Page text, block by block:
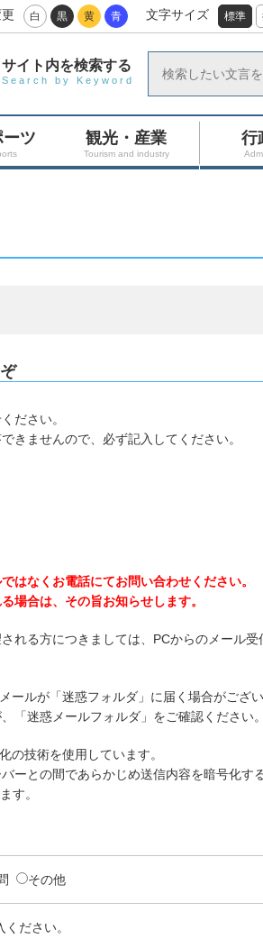
白 黒 黄 青 文字サイズ 標準
サイト内を検索する
Search by Keyword
ツ 観光・産業
Tourism and industry
行
ださい。
きませんので、必ず記入してください。
はなくお電話にてお問い合わせください。
場合は、その旨お知らせします。
れる方につきましては、PCからのメール受
ールが「迷惑フォルダ」に届く場合がござ
「迷惑メールフォルダ」をご確認ください。
技術を使用しています。
ーとの間であらかじめ送信内容を暗号化する
す。
その他
ださい。